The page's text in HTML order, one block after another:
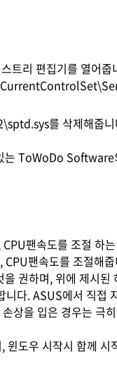
트리 편집기를 열어줍
를 삭제해줍니
는 ToWoDo
팬속도를 조절 하
팬속도를 조절해
권하며, 위에 제시
다. ASUS에서 직접
상을 입은 경우는 극
윈도우 시작시 함께